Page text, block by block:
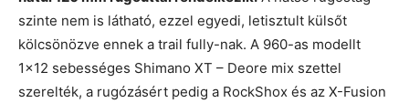
szinte nem is látható, ezzel egyedi, letisztult külsőt
kölcsönözve ennek a trail fully-nak. A 960-as modellt
1×12 sebességes Shimano XT – Deore mix szettel
szerelték, a rugózásért pedig a RockShox és az X-Fusion